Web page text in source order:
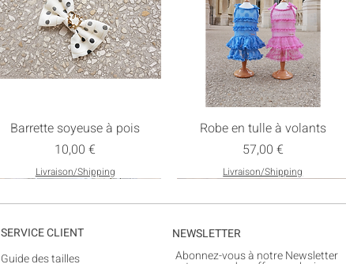
Barrette soyeuse à pois
Prix
10,00 €
Livraison/Shipping
Robe en tulle à volants
Prix
57,00 €
Livraison/Shipping
SERVICE CLIENT
Guide des tailles
NEWSLETTER
Abonnez-vous à notre Newsletter